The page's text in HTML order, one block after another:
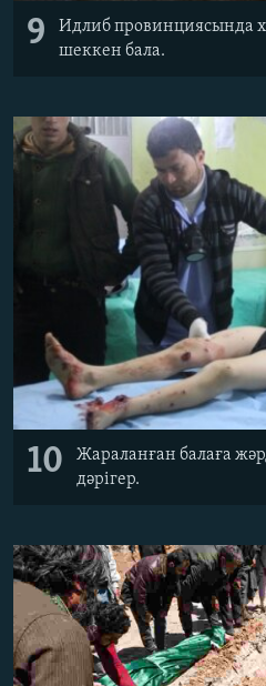
9
Идлиб провинциясында
шеккен бала.
10
Жараланған балаға
дәрігер.